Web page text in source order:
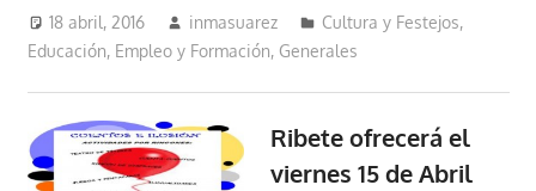
18 abril, 2016 inmasuarez Cultura y Festejos,
Educación, Empleo y Formación, Generales
Ribete ofrecerá el
viernes 15 de Abril